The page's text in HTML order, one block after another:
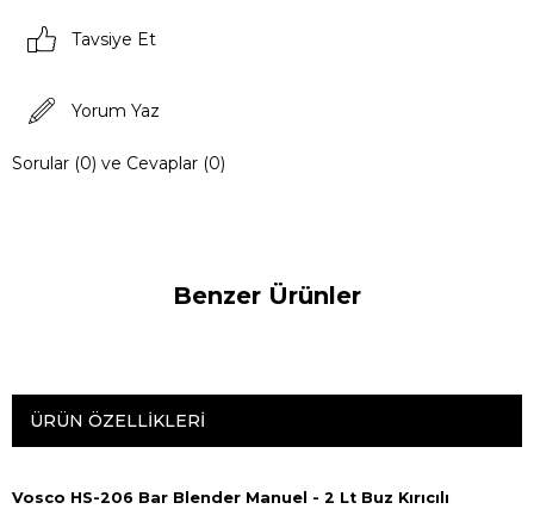
Tavsiye Et
Yorum Yaz
Sorular (0) ve Cevaplar (0)
Benzer Ürünler
ÜRÜN ÖZELLIKLERI
Vosco HS-206 Bar Blender Manuel - 2 Lt Buz Kırıcılı